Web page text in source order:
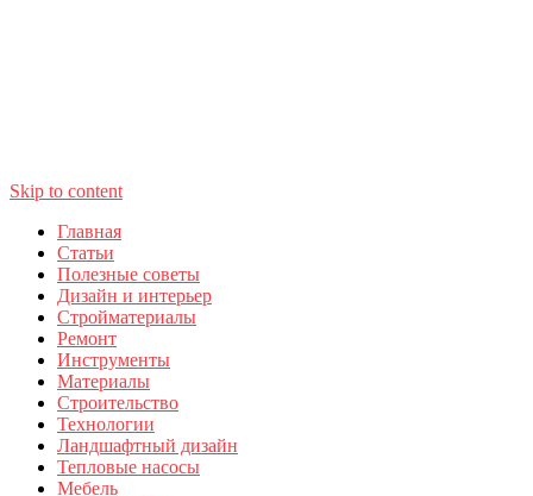
Skip to content
Главная
Статьи
Полезные советы
Дизайн и интерьер
Стройматериалы
Ремонт
Инструменты
Материалы
Строительство
Технологии
Ландшафтный дизайн
Тепловые насосы
Мебель